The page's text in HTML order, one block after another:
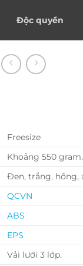
Độc quyền
Freesize
Khoảng 550 gram.
Đen, trắng, hồng,
QCVN
ABS
EPS
Vải lưới 3 lớp.